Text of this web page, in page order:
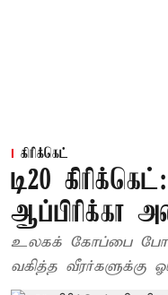
கிரிக்கெட்
டி20
ஆப்பிரிக்கா
உலகக் கோப்பை
வகித்த வீரர்களுக்கு